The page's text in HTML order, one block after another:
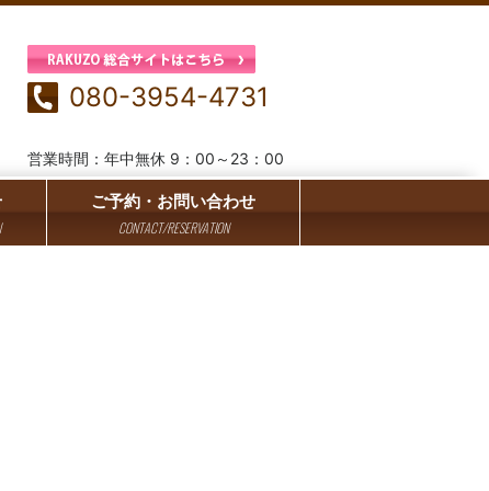
080-3954-4731
営業時間：年中無休 9：00～23：00
ご予約・お問い合わせ
CONTACT/RESERVATION